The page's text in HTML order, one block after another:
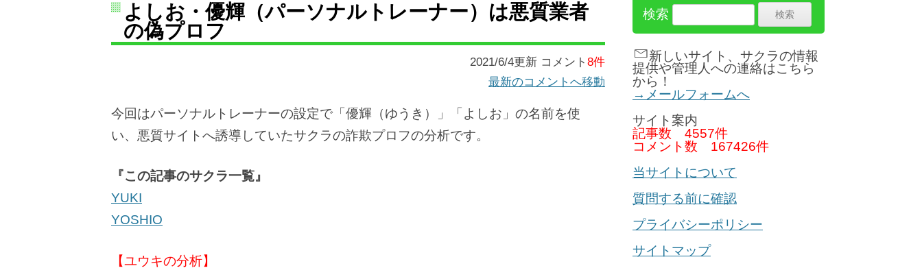
よしお・優輝（パーソナルトレーナー）は悪質業者
の偽プロフ
2021/6/4更新 コメント 8件
最新のコメントへ移動
今回はパーソナルトレーナーの設定で「優輝（ゆうき）」「よしお」の名前を使
い、悪質サイトへ誘導していたサクラの詐欺プロフの分析です。
『この記事のサクラ一覧』
YUKI
YOSHIO
【ユウキの分析】
検索
新しいサイト、サクラの情報
提供や管理人への連絡はこちら
から！
→メールフォームへ
サイト案内
記事数 4557件
コメント数 167426件
当サイトについて
質問する前に確認
プライバシーポリシー
サイトマップ